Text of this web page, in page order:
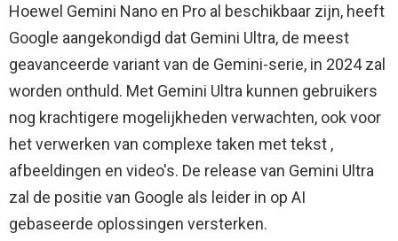
Hoewel Gemini Nano en Pro al beschikbaar zijn, heeft
Google aangekondigd dat Gemini Ultra, de meest
geavanceerde variant van de Gemini-serie, in 2024 zal
worden onthuld. Met Gemini Ultra kunnen gebruikers
nog krachtigere mogelijkheden verwachten, ook voor
het verwerken van complexe taken met tekst ,
afbeeldingen en video's. De release van Gemini Ultra
zal de positie van Google als leider in op AI
gebaseerde oplossingen versterken.